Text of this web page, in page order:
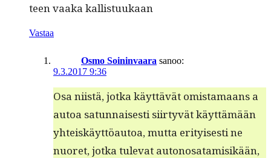
teen vaa­ka kallistuukaan
Vastaa
Osmo Soininvaara sanoo:
9.3.2017 9:36
Osa niistä, jot­ka käyt­tävät omis­ta­maans a
autoa sat­un­nais­es­ti siir­tyvät käyt­tämään
yhteiskäyt­töau­toa, mut­ta eri­tyis­es­ti ne
nuoret, jot­ka tule­vat autonosa­tamisikään,